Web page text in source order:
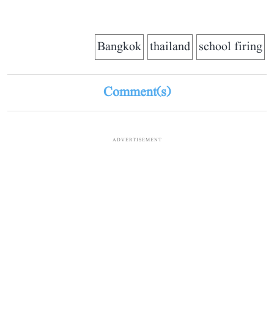
school firing
thailand
Bangkok
Comment(s)
ADVERTISEMENT